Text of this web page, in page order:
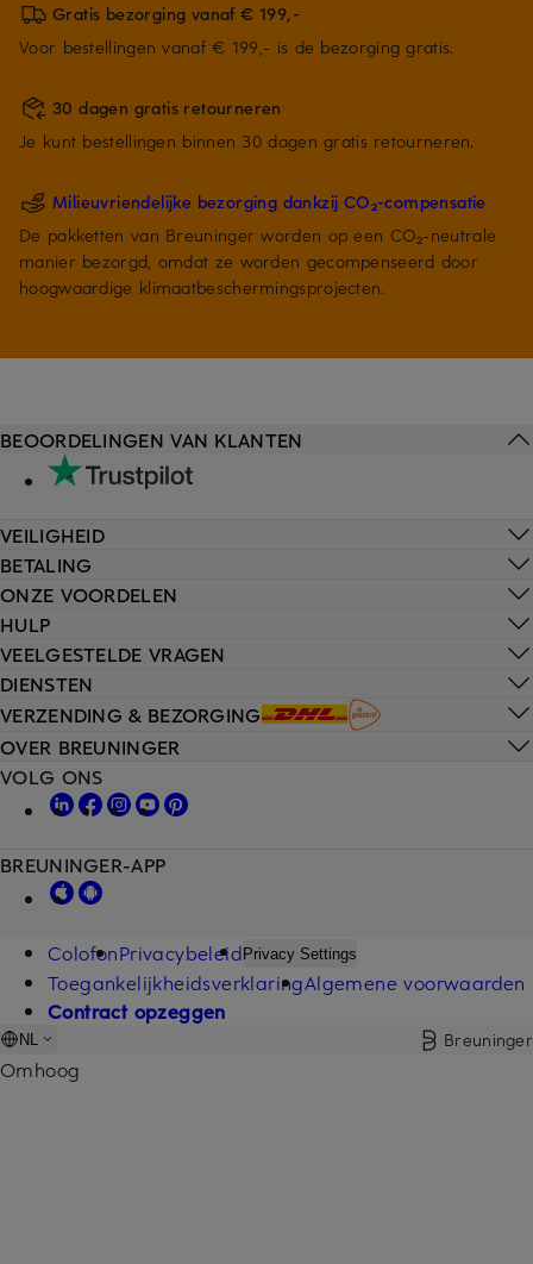
Gratis bezorging vanaf € 199,-
Voor bestellingen vanaf € 199,- is de bezorging gratis.
30 dagen gratis retourneren
Je kunt bestellingen binnen 30 dagen gratis retourneren.
Milieuvriendelijke bezorging dankzij CO₂-compensatie
De pakketten van Breuninger worden op een CO₂-neutrale
manier bezorgd, omdat ze worden gecompenseerd door
hoogwaardige klimaatbeschermingsprojecten.
HULP
VEELGESTELDE VRAGEN
DIENSTEN
VERZENDING & BEZORGING
BEOORDELINGEN VAN KLANTEN
VEILIGHEID
BETALING
ONZE VOORDELEN
OVER BREUNINGER
VOLG ONS
BREUNINGER-APP
ColofonPrivacybeleidPrivacy Settings
ToegankelijkheidsverklaringAlgemene voorwaarden
Contract opzeggen
NL Breuninger
Omhoog